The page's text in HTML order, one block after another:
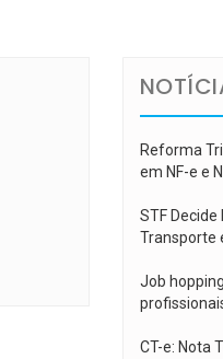
Reforma
em NF-e e
STF Decide
Transporte
Job
CT-e: Nota